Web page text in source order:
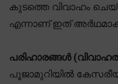
കുടത്തെ വിവാഹം
എന്നാണ് ഇത്
പരിഹാരങ്ങൾ
പൂജാമുറിയിൽ